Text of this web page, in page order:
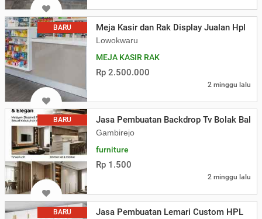
BARU Meja Kasir dan Rak Display Jualan Hpl
Lowokwaru
MEJA KASIR RAK
Rp 2.500.000
2 minggu lalu
BARU Jasa Pembuatan Backdrop Tv Bolak Balik
Gambirejo
furniture
Rp 1.500
2 minggu lalu
BARU Jasa Pembuatan Lemari Custom HPL